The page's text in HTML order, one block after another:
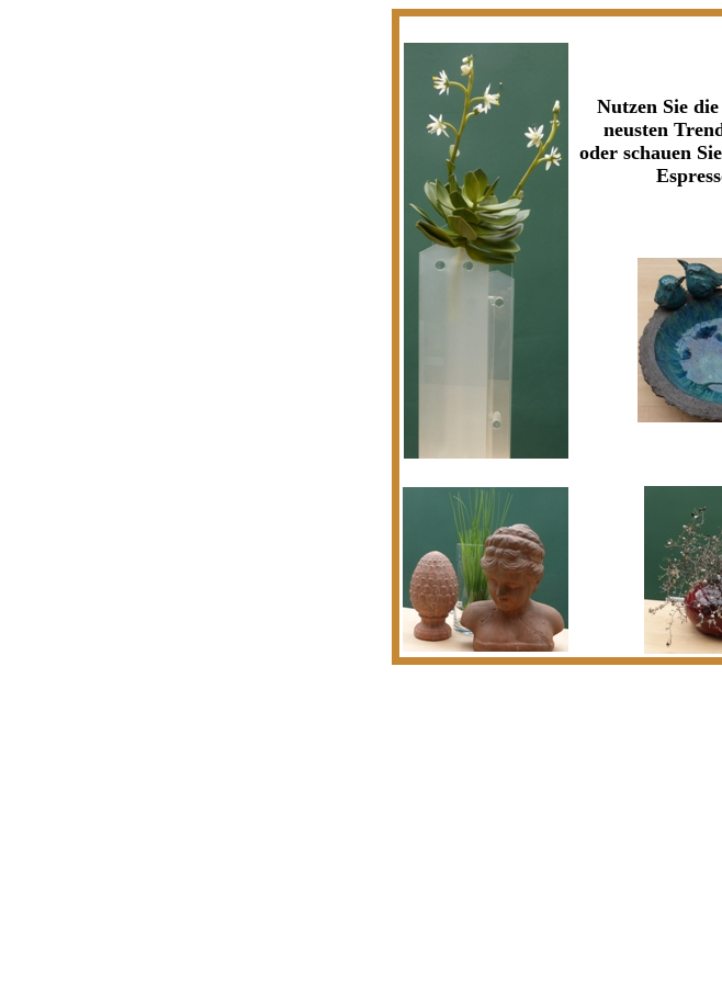
Nutzen Sie
neusten
oder schauen